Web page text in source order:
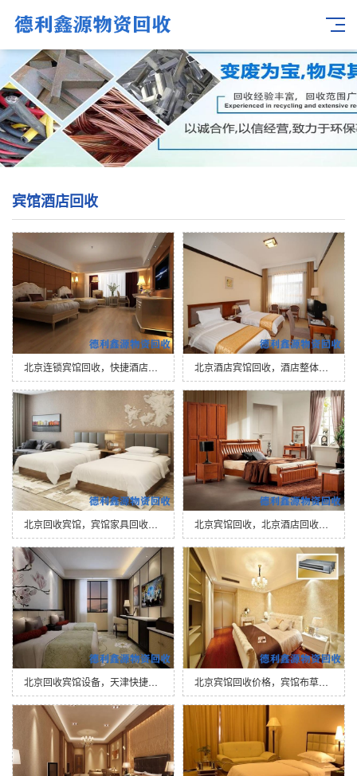
宾馆酒店回收
北京连锁宾馆回收，快捷酒店回收，宾馆酒… 北京酒店宾馆回收，酒店整体回收，宾馆回…
北京回收宾馆，宾馆家具回收，酒店设备拆… 北京宾馆回收，北京酒店回收，北京饭店回…
北京回收宾馆设备，天津快捷酒店回收，上… 北京宾馆回收价格，宾馆布草回收，宾馆空…